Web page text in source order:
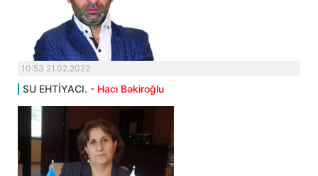
10:53 21.02.2022
SU EHTİYACI. - Hacı Bəkiroğlu